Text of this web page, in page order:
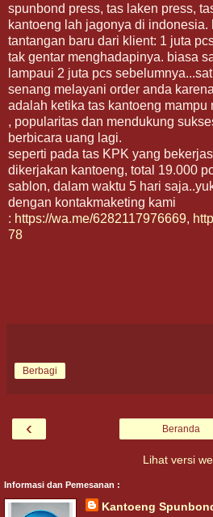
spunbond press, tas laken press,
kantoeng lah jagonya di
tantangan baru dari klient: 1 juta
tak gentar menghadapinya. biasa
lampaui 2 juta pcs
senang melayani order anda
adalah ketika tas kantoeng
, popularitas dan mendukung
berbicara uang lagi.
seperti pada tas KPK yang
dikerjakan kantoeng, total 19.000
sablon, dalam waktu 5 hari
dengan kontakmaketing kami
: https://wa.me/6282117976669,
78
Berbagi
‹ Beranda
Lihat versi
Informasi dan Pemesanan :
Kantoeng